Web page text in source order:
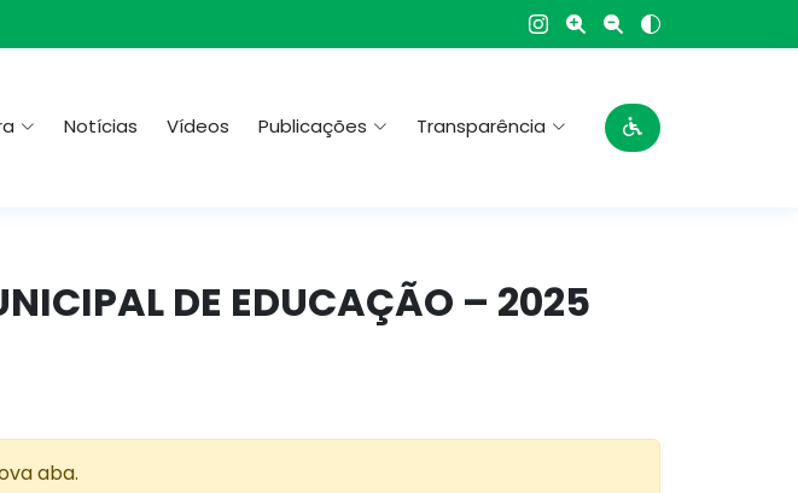
Notícias Vídeos Publicações Transparência
DE EDUCAÇÃO – 2025
aba.